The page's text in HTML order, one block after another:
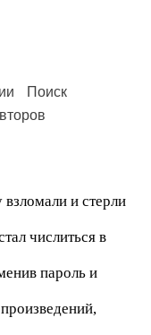
Поиск
и стерли
числиться в
пароль и